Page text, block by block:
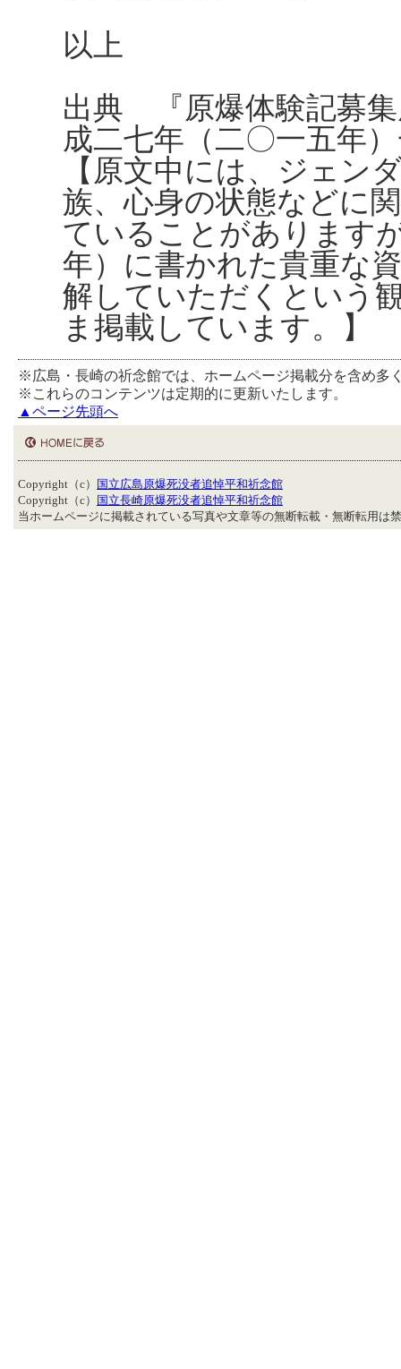
以上
出典 『原爆体験記募
成二七年（二〇一五年
【原文中には、ジェン
族、心身の状態などに
ていることがあります
年）に書かれた貴重な
解していただくという
ま掲載しています。】
※広島・長崎の祈念館では、ホームページ掲載分を含め多
※これらのコンテンツは定期的に更新いたします。
▲ページ先頭へ
Copyright（c）
国立広島原爆死没者追悼平和祈念館
Copyright（c）
国立長崎原爆死没者追悼平和祈念館
当ホームページに掲載されている写真や文章等の無断転載・無断転用は